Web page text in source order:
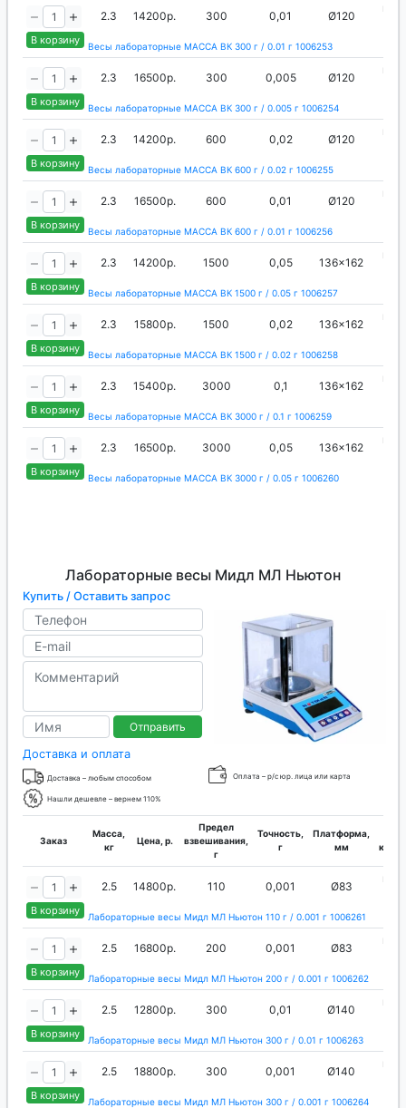
В корзину
2.3 14200р. 300 0,01 Ø120
Весы лабораторные МАССА ВК 300 г / 0.01 г 1006253
В корзину
2.3 16500р. 300 0,005 Ø120
Весы лабораторные МАССА ВК 300 г / 0.005 г 1006254
В корзину
2.3 14200р. 600 0,02 Ø120
Весы лабораторные МАССА ВК 600 г / 0.02 г 1006255
В корзину
2.3 16500р. 600 0,01 Ø120
Весы лабораторные МАССА ВК 600 г / 0.01 г 1006256
В корзину
2.3 14200р. 1500 0,05 136x162
Весы лабораторные МАССА ВК 1500 г / 0.05 г 1006257
В корзину
2.3 15800р. 1500 0,02 136x162
Весы лабораторные МАССА ВК 1500 г / 0.02 г 1006258
В корзину
2.3 15400р. 3000 0,1 136x162
Весы лабораторные МАССА ВК 3000 г / 0.1 г 1006259
В корзину
2.3 16500р. 3000 0,05 136x162
Весы лабораторные МАССА ВК 3000 г / 0.05 г 1006260
Лабораторные весы Мидл МЛ Ньютон
Купить / Оставить запрос
Отправить
Доставка и оплата
Доставка – любым способом Оплата – р/с юр. лица или карта
Нашли дешевле – вернем 110%
Заказ
Масса,
кг
Цена, р.
Предел
взвешивания,
г
Точность,
г
Платформа,
мм
В корзину
2.5 14800р. 110 0,001 Ø83
Лабораторные весы Мидл МЛ Ньютон 110 г / 0.001 г 1006261
В корзину
2.5 16800р. 200 0,001 Ø83
Лабораторные весы Мидл МЛ Ньютон 200 г / 0.001 г 1006262
В корзину
2.5 12800р. 300 0,01 Ø140
Лабораторные весы Мидл МЛ Ньютон 300 г / 0.01 г 1006263
В корзину
2.5 18800р. 300 0,001 Ø140
Лабораторные весы Мидл МЛ Ньютон 300 г / 0.001 г 1006264